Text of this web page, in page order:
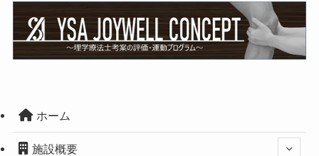
ホーム
施設概要